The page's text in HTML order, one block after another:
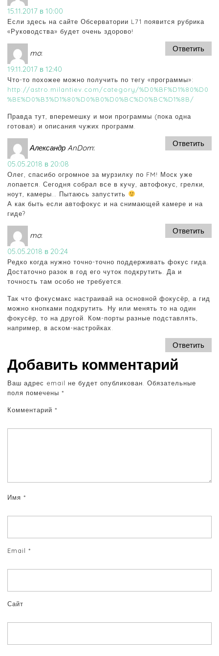
15.11.2017 в 10:00
Если здесь на сайте Обсерватории L71 появится рубрика
«Руководства» будет очень здорово!
Ответить
mo:
19.11.2017 в 12:40
Что-то похожее можно получить по тегу «программы»:
http://astro.milantiev.com/category/%D0%BF%D1%80%D0
%BE%D0%B3%D1%80%D0%B0%D0%BC%D0%BC%D1%8B/
Правда тут, вперемешку и мои программы (пока одна
готовая) и описания чужих программ.
Ответить
Александр AnDom:
05.05.2018 в 20:08
Олег, спасибо огромное за мурзилку по FM! Моск уже
лопается. Сегодня собрал все в кучу, автофокус, грелки,
ноут, камеры… Пытаюсь запустить
А как быть если автофокус и на снимающей камере и на
гиде?
Ответить
mo:
05.05.2018 в 20:24
Редко когда нужно точно-точно поддерживать фокус гида.
Достаточно разок в год его чуток подкрутить. Да и
точность там особо не требуется.
Так что фокусмакс настраивай на основной фокусёр, а гид
можно кнопками подкрутить. Ну или менять то на один
фокусёр, то на другой. Ком-порты разные подставлять,
например, в аском-настройках.
Ответить
Добавить комментарий
Ваш адрес email не будет опубликован.
Обязательные
поля помечены *
Комментарий *
Имя *
Email *
Сайт